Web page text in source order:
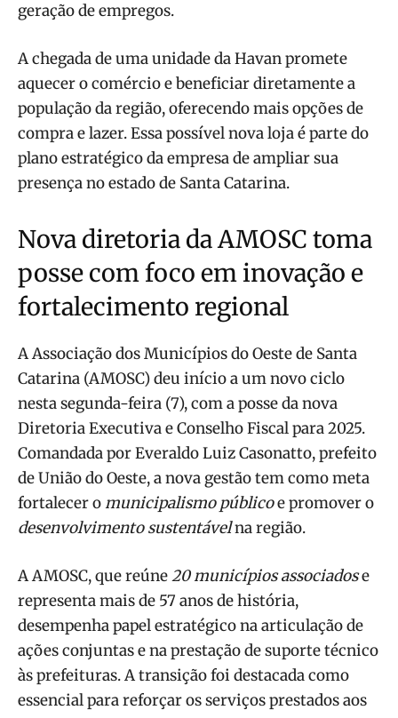
geração de empregos.
A chegada de uma unidade da Havan promete
aquecer o comércio e beneficiar diretamente a
população da região, oferecendo mais opções de
compra e lazer. Essa possível nova loja é parte do
plano estratégico da empresa de ampliar sua
presença no estado de Santa Catarina.
Nova diretoria da AMOSC toma
posse com foco em inovação e
fortalecimento regional
A Associação dos Municípios do Oeste de Santa
Catarina (AMOSC) deu início a um novo ciclo
nesta segunda-feira (7), com a posse da nova
Diretoria Executiva e Conselho Fiscal para 2025.
Comandada por Everaldo Luiz Casonatto, prefeito
de União do Oeste, a nova gestão tem como meta
fortalecer omunicipalismo públicoe promover o
desenvolvimento sustentávelna região.
A AMOSC, que reúne20 municípios associadose
representa mais de 57 anos de história,
desempenha papel estratégico na articulação de
ações conjuntas e na prestação de suporte técnico
às prefeituras. A transição foi destacada como
essencial para reforçar os serviços prestados aos